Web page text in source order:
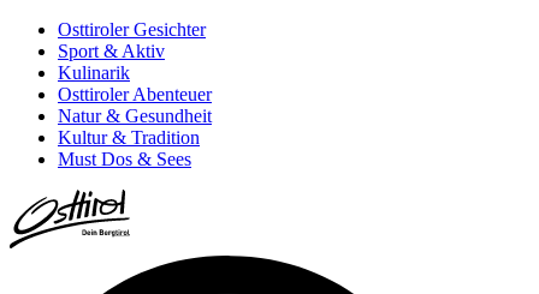
Osttiroler Gesichter
Sport & Aktiv
Kulinarik
Osttiroler Abenteuer
Natur & Gesundheit
Kultur & Tradition
Must Dos & Sees